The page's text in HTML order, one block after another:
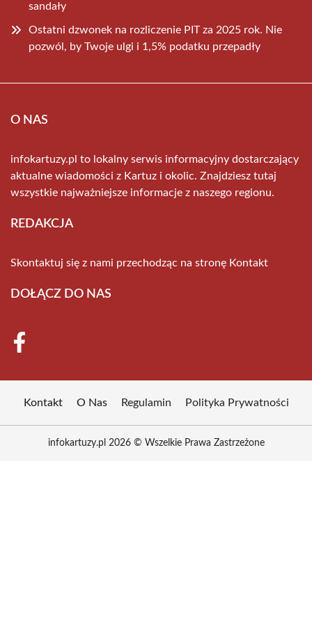
sandały
Ostatni dzwonek na rozliczenie PIT za 2025 rok. Nie
pozwól, by Twoje ulgi i 1,5% podatku przepadły
O NAS
infokartuzy.pl to lokalny serwis informacyjny dostarczający
aktualne wiadomości z Kartuz i okolic. Znajdziesz tutaj
wszystkie najważniejsze informacje z naszego regionu.
REDAKCJA
Skontaktuj się z nami przechodząc na stronę Kontakt
DOŁĄCZ DO NAS
Kontakt O Nas Regulamin Polityka Prywatności
infokartuzy.pl 2026 © Wszelkie Prawa Zastrzeżone